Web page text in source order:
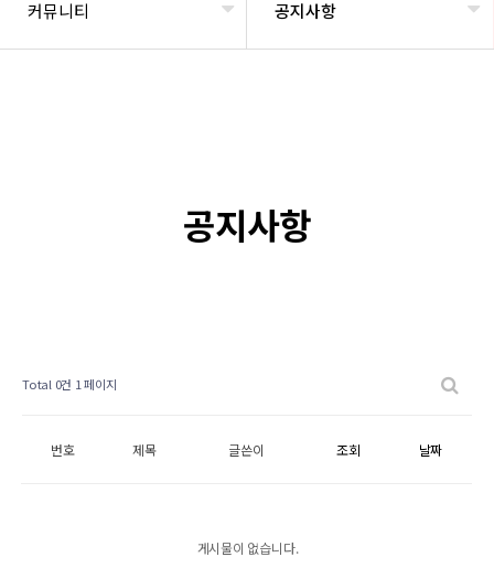
커뮤니티 공지사항
공지사항
Total 0건 1 페이지
번호 제목 글쓴이 조회 날짜
게시물이 없습니다.